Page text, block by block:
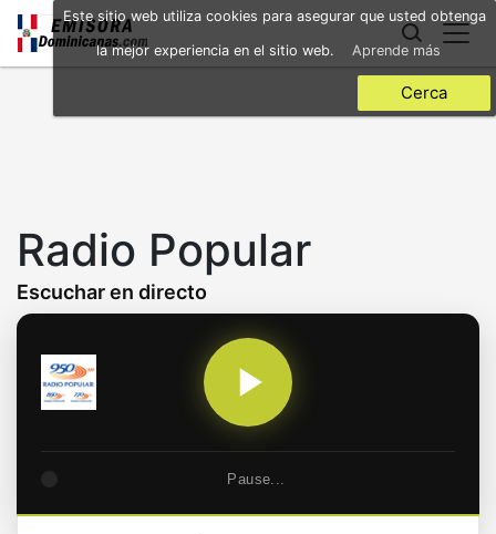
Skip
main
Radio Popular
Escuchar en directo
Pause...
Este sitio web utiliza cookies para asegurar que usted obtenga
la mejor experiencia en el sitio web. Aprende más
Cerca